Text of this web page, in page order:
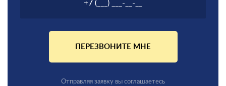
ПЕРЕЗВОНИТЕ МНЕ
Отправляя заявку вы соглашаетесь